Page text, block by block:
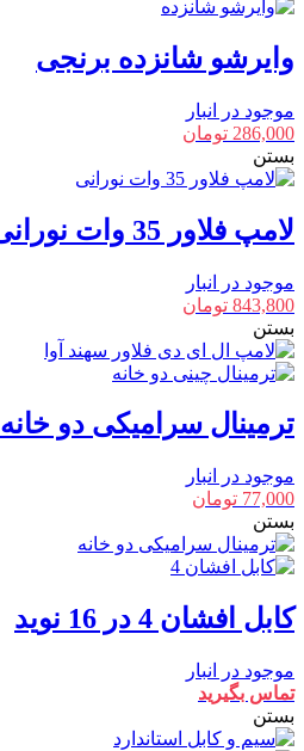
وایرشو شانزده برنجی
موجود در انبار
286,000 تومان
بستن
لامپ فلاور 35 وات نورانی سهند آوا
موجود در انبار
843,800 تومان
بستن
ترمینال سرامیکی دو خانه 40 آمپر
موجود در انبار
77,000 تومان
بستن
کابل افشان 4 در 16 نوید
موجود در انبار
تماس بگیرید
بستن